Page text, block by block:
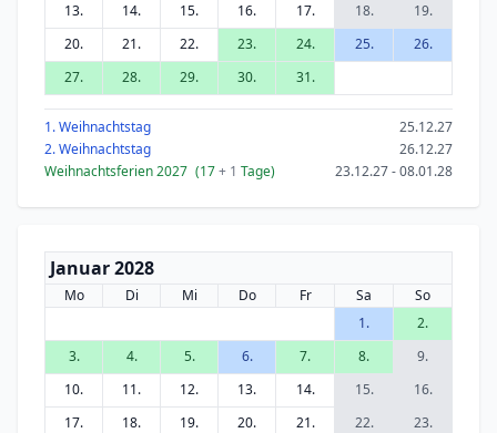
13.
14. 15. 16. 17. 18.
19.
20.
21. 22. 23. 24. 25.
26.
27.
28. 29. 30. 31.
1. Weihnachtstag
25.12.27
2. Weihnachtstag
26.12.27
Weihnachtsferien 2027 (17+ 1 Tage) 23.12.27 - 08.01.28
Januar 2028
Mo Di Mi Do Fr Sa
So
1.
2.
3.
4. 5. 6. 7. 8.
9.
10.
11. 12. 13. 14. 15.
16.
17.
18. 19. 20. 21. 22.
23.